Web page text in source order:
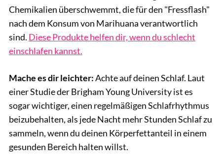
Chemikalien überschwemmt, die für den "Fressflash"
nach dem Konsum von Marihuana verantwortlich
sind. Diese Produkte helfen dir, wenn du schlecht
einschlafen kannst.
Mache es dir leichter:Achte auf deinen Schlaf. Laut
einer Studie der Brigham Young University ist es
sogar wichtiger, einen regelmäßigen Schlafrhythmus
beizubehalten, als jede Nacht mehr Stunden Schlaf zu
sammeln, wenn du deinen Körperfettanteil in einem
gesunden Bereich halten willst.